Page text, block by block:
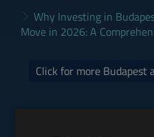
Why Investing in
Move in 2026: A
Click for more Budapest